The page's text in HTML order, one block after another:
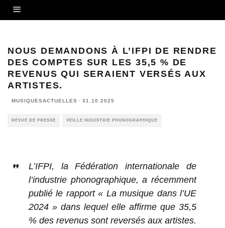
NOUS DEMANDONS À L’IFPI DE RENDRE
DES COMPTES SUR LES 35,5 % DE
REVENUS QUI SERAIENT VERSÉS AUX
ARTISTES.
MUSIQUESACTUELLES · 31.10.2025
REVUE DE PRESSE VEILLE INDUSTRIE PHONOGRAPHIQUE
L’IFPI, la Fédération internationale de
l’industrie phonographique, a récemment
publié le rapport « La musique dans l’UE
2024 » dans lequel elle affirme que 35,5
% des revenus sont reversés aux artistes.